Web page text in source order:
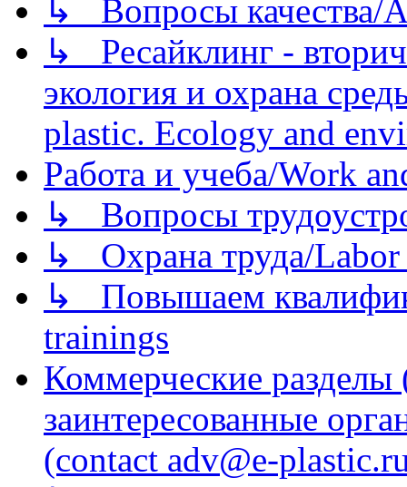
↳ Вопросы качества/
↳ Ресайклинг -
экология и охрана
plastic. Ecology and
Работа и учеба/Work
↳ Вопросы
↳ Охрана труда/Labor
↳ Повышаем
trainings
Коммерческие
заинтересованные
(contact adv@e-